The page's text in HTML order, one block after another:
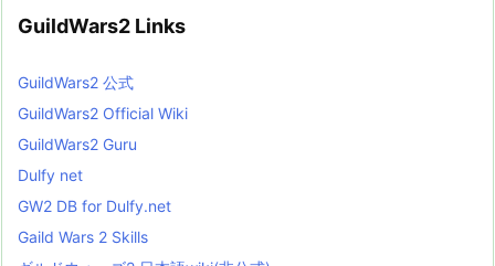
GuildWars2 Links
GuildWars2 公式
GuildWars2 Official Wiki
GuildWars2 Guru
Dulfy net
GW2 DB for Dulfy.net
Gaild Wars 2 Skills